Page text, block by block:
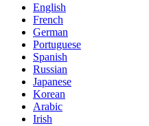
English
French
German
Portuguese
Spanish
Russian
Japanese
Korean
Arabic
Irish